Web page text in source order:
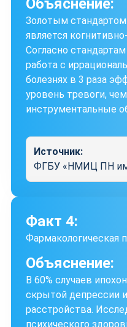
Золотым стандартом
является
Согласно
работа с
болезнях в 3 раза
уровень тревоги,
инструментальные
Источник:
ФГБУ «НМИЦ ПН
Факт 4:
Фармакологическая
Объяснение:
В 60% случаев
скрытой депрессии
расстройства.
психического